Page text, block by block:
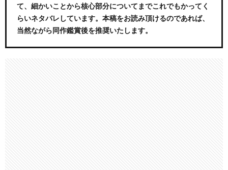
て、細かいことから核心部分についてまでこれでもかってく
らいネタバレしています。本稿をお読み頂けるのであれば、
当然ながら同作鑑賞後を推奨いたします。